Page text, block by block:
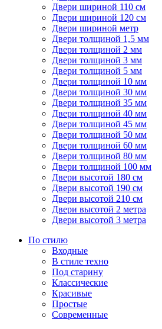
Двери шириной 110 см
Двери шириной 120 см
Двери шириной метр
Двери толщиной 1,5 мм
Двери толщиной 2 мм
Двери толщиной 3 мм
Двери толщиной 5 мм
Двери толщиной 10 мм
Двери толщиной 30 мм
Двери толщиной 35 мм
Двери толщиной 40 мм
Двери толщиной 45 мм
Двери толщиной 50 мм
Двери толщиной 60 мм
Двери толщиной 80 мм
Двери толщиной 100 мм
Двери высотой 180 см
Двери высотой 190 см
Двери высотой 210 см
Двери высотой 2 метра
Двери высотой 3 метра
По стилю
Входные
В стиле техно
Под старину
Классические
Красивые
Простые
Современные